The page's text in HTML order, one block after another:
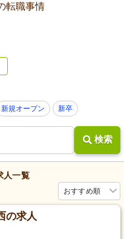
転職事情
新規オープン 新卒
検索
人一覧
おすすめ順
の求人